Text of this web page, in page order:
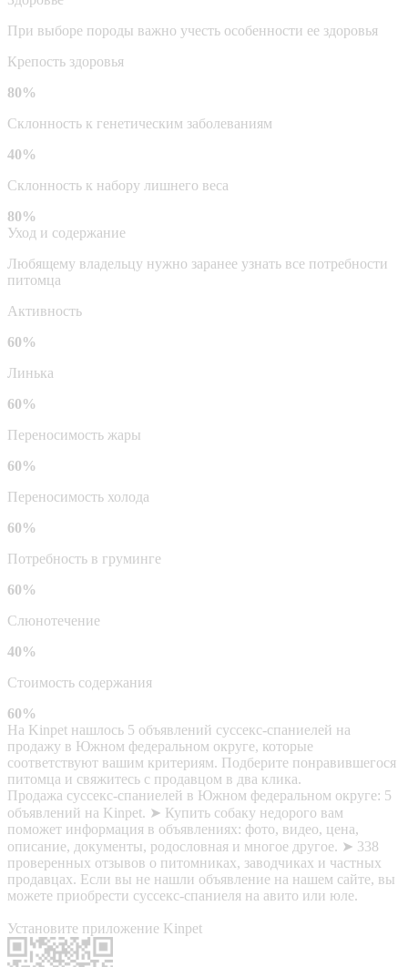
При выборе породы важно учесть особенности ее здоровья
Крепость здоровья
80%
Склонность к генетическим заболеваниям
40%
Склонность к набору лишнего веса
80%
Уход и содержание
Любящему владельцу нужно заранее узнать все потребности
питомца
Активность
60%
Линька
60%
Переносимость жары
60%
Переносимость холода
60%
Потребность в груминге
60%
Слюнотечение
40%
Стоимость содержания
60%
На Kinpet нашлось 5 объявлений суссекс-спаниелей на
продажу в Южном федеральном округе, которые
соответствуют вашим критериям. Подберите понравившегося
питомца и свяжитесь с продавцом в два клика.
Продажа суссекс-спаниелей в Южном федеральном округе: 5
объявлений на Kinpet. ➤ Купить собаку недорого вам
поможет информация в объявлениях: фото, видео, цена,
описание, документы, родословная и многое другое. ➤ 338
проверенных отзывов о питомниках, заводчиках и частных
продавцах. Если вы не нашли объявление на нашем сайте, вы
можете приобрести суссекс-спаниеля на авито или юле.
Установите приложение Kinpet